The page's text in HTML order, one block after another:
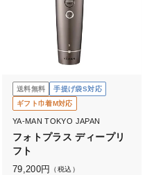
送料無料
手提げ袋S対応
ギフト巾着M対応
YA-MAN TOKYO JAPAN
フォトプラス ディープリ
フト
79,200円 （税込）